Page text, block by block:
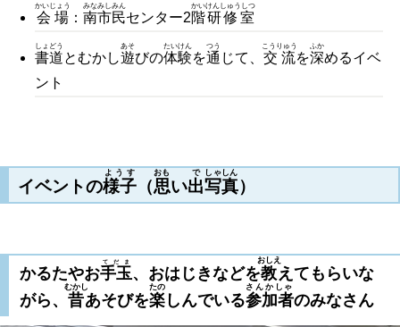
会場
かいじょう
：南市民
みなみしみん
センター2階
かい
研修室
けんしゅうしつ
書道
しょどう
とむかし遊
あそ
びの体験
たいけん
を通
つう
じて、交流
こうりゅう
を深
ふか
めるイベ
ント
イベントの様子
ようす
（思
おも
い出
で
写真
しゃしん
）
かるたやお手玉
てだま
、おはじきなどを教
おしえ
えてもらいな
がら、 昔
むかし
あそびを楽
たの
しんでいる参加者
さんかしゃ
のみなさん